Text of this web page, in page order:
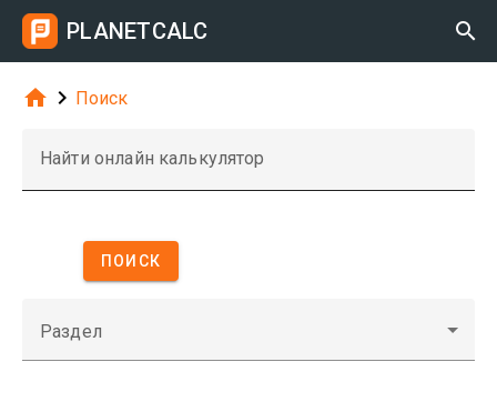
PLANETCALC 
  Поиск
Найти онлайн калькулятор
ПОИСК
Раздел